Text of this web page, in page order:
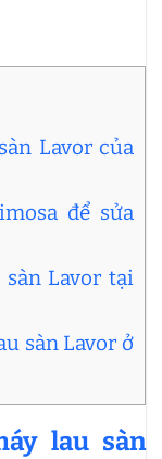
Lavor của
để sửa
Lavor tại
sàn Lavor ở
lau sàn